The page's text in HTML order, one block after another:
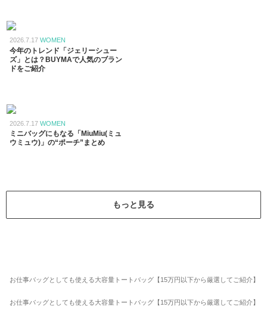
2026.7.17WOMEN
今年のトレンド「ジェリーシュー
ズ」とは？BUYMAで人気のブラン
ドをご紹介
2026.7.17WOMEN
ミニバッグにもなる「MiuMiu(ミュ
ウミュウ)」の“ポーチ”まとめ
もっと見る
お仕事バッグとしても使える大容量トートバッグ【15万円以下から厳選してご紹介】
お仕事バッグとしても使える大容量トートバッグ【15万円以下から厳選してご紹介】